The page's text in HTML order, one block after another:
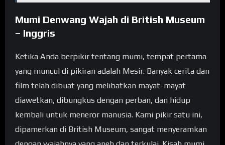
Mumi Denwang Wajah di British Museum
– Inggris
Ketika Anda berpikir tentang mumi, tempat pertama
yang muncul di pikiran adalah Mesir. Banyak cerita dan
film telah dibuat yang melibatkan mayat-mayat
diawetkan, dibungkus dengan perban, dan hidup
kembali untuk meneror manusia. Kami pikir satu ini,
dipamerkan di British Museum, sangat menyeramkan